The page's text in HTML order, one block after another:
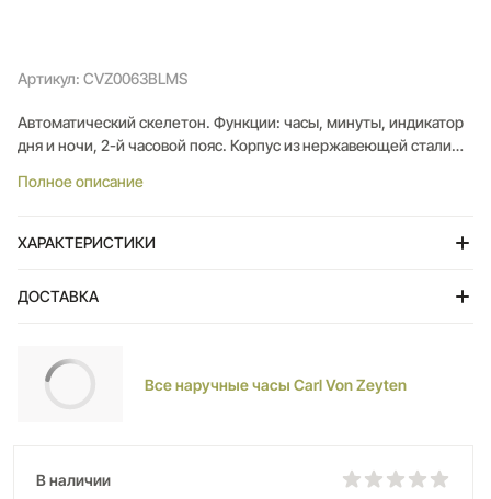
Артикул: CVZ0063BLMS
Автоматический скелетон. Функции: часы, минуты, индикатор
дня и ночи, 2-й часовой пояс. Корпус из нержавеющей стали
Стальной браслет с раскладывающейся застежкой.
Полное описание
ХАРАКТЕРИСТИКИ
ДОСТАВКА
Все наручные часы Carl Von Zeyten
В наличии